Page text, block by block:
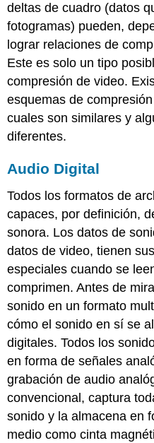
deltas de cuadro (datos
fotogramas) pueden,
lograr relaciones de
Este es solo un tipo
compresión de video.
esquemas de
cuales son similares y
diferentes.
Audio Digital
Todos los formatos de
capaces, por definición,
sonora. Los datos de
datos de video, tienen
especiales cuando se
comprimen. Antes de
sonido en un formato
cómo el sonido en sí se
digitales. Todos los
en forma de señales
grabación de audio
convencional, captura
sonido y la almacena en
medio como cinta